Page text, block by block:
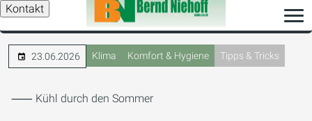
Kontakt
23.06.2026 Klima Komfort & Hygiene Tipps & Tricks
⸺ Kühl durch den Sommer